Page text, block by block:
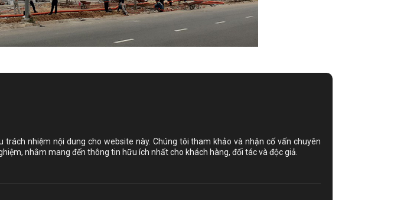
nhiệm nội dung cho website này. Chúng tôi tham khảo và nhận cố vấn chuyên
nhằm mang đến thông tin hữu ích nhất cho khách hàng, đối tác và độc giả.